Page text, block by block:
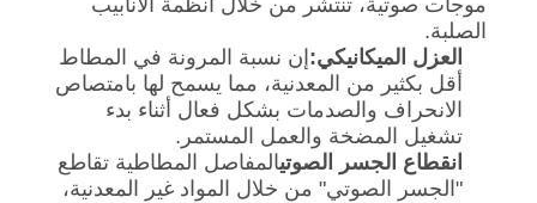
الخصوصية
موجات صوتية، تنتشر من خلال أنظمة الأنابيب
الصلبة.
العزل الميكانيكي: إن نسبة المرونة في المطاط
أقل بكثير من المعدنية، مما يسمح لها بامتصاص
الانحراف والصدمات بشكل فعال أثناء بدء
تشغيل المضخة والعمل المستمر.
انقطاع الجسر الصوتيالمفاصل المطاطية تقاطع
"الجسر الصوتي" من خلال المواد غير المعدنية،